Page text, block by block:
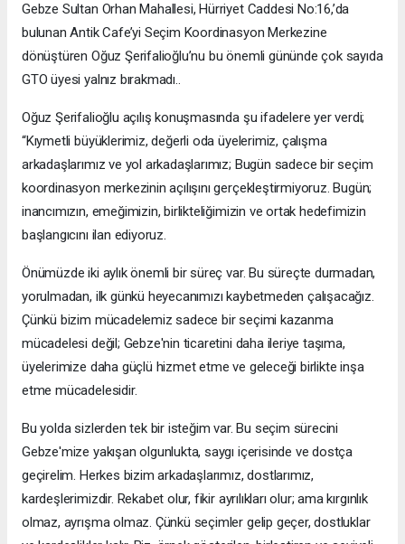
Gebze Sultan Orhan Mahallesi, Hürriyet Caddesi No:16,’da
bulunan Antik Cafe’yi Seçim Koordinasyon Merkezine
dönüştüren Oğuz Şerifalioğlu’nu bu önemli gününde çok sayıda
GTO üyesi yalnız bırakmadı..
Oğuz Şerifalioğlu açılış konuşmasında şu ifadelere yer verdi;
“Kıymetli büyüklerimiz, değerli oda üyelerimiz, çalışma
arkadaşlarımız ve yol arkadaşlarımız; Bugün sadece bir seçim
koordinasyon merkezinin açılışını gerçekleştirmiyoruz. Bugün;
inancımızın, emeğimizin, birlikteliğimizin ve ortak hedefimizin
başlangıcını ilan ediyoruz.
Önümüzde iki aylık önemli bir süreç var. Bu süreçte durmadan,
yorulmadan, ilk günkü heyecanımızı kaybetmeden çalışacağız.
Çünkü bizim mücadelemiz sadece bir seçimi kazanma
mücadelesi değil; Gebze'nin ticaretini daha ileriye taşıma,
üyelerimize daha güçlü hizmet etme ve geleceği birlikte inşa
etme mücadelesidir.
Bu yolda sizlerden tek bir isteğim var. Bu seçim sürecini
Gebze'mize yakışan olgunlukta, saygı içerisinde ve dostça
geçirelim. Herkes bizim arkadaşlarımız, dostlarımız,
kardeşlerimizdir. Rekabet olur, fikir ayrılıkları olur; ama kırgınlık
olmaz, ayrışma olmaz. Çünkü seçimler gelip geçer, dostluklar